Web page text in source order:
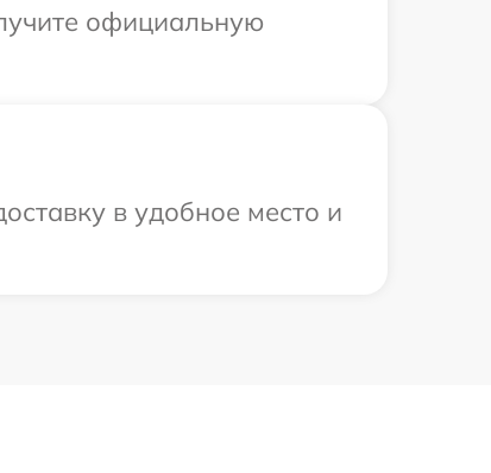
официальную
в удобное место и